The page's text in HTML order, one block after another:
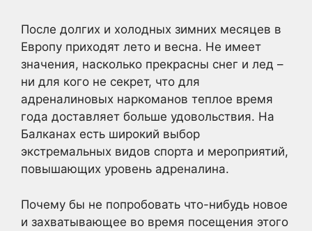
После долгих и холодных зимних месяцев в
Европу приходят лето и весна. Не имеет
значения, насколько прекрасны снег и лед –
ни для кого не секрет, что для
адреналиновых наркоманов теплое время
года доставляет больше удовольствия. На
Балканах есть широкий выбор
экстремальных видов спорта и мероприятий,
повышающих уровень адреналина.
Почему бы не попробовать что-нибудь новое
и захватывающее во время посещения этого